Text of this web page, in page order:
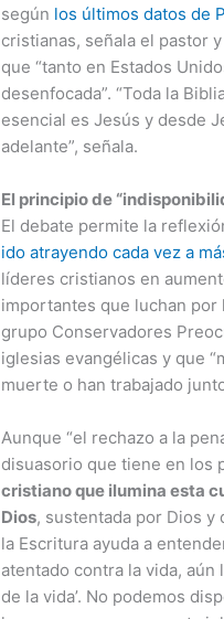
según los últimos datos de
cristianas, señala el pastor
que “tanto en Estados
desenfocada”. “Toda la
esencial es Jesús y desde
adelante”, señala.
El principio de
El debate permite la
ido atrayendo cada vez a
líderes cristianos en
importantes que luchan por
grupo Conservadores
iglesias evangélicas y que
muerte o han trabajado
Aunque “el rechazo a la
disuasorio que tiene en los
cristiano que ilumina esta
Dios, sustentada por Dios y
la Escritura ayuda a
atentado contra la vida,
de la vida’. No podemos